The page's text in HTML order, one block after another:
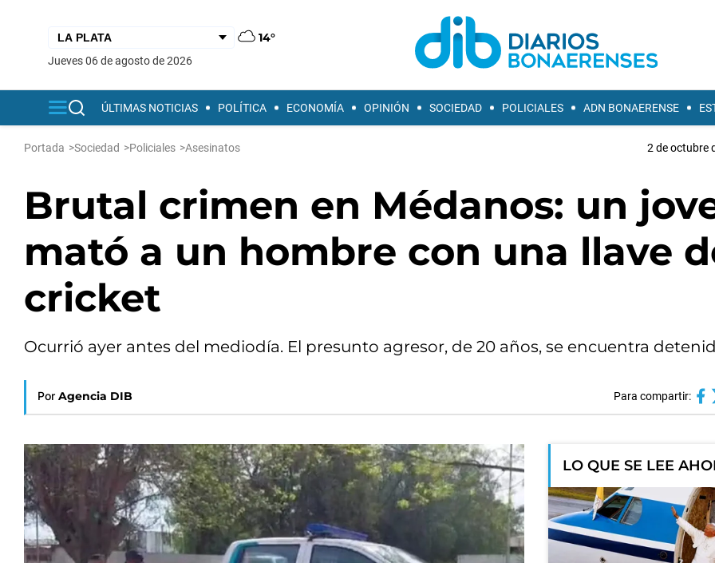
14°
jueves 06 de agosto de 2026
ÚLTIMAS NOTICIAS POLÍTICA ECONOMÍA OPINIÓN SOCIEDAD POLICIALES ADN BONAERENSE
Portada >Sociedad >Policiales >Asesinatos 2 de octubre
Brutal crimen en Médanos: un
mató a un hombre con una llave
cricket
Ocurrió ayer antes del mediodía. El presunto agresor, de 20 años, se encuentra
Por Agencia DIB Para compartir:
LO QUE SE LEE